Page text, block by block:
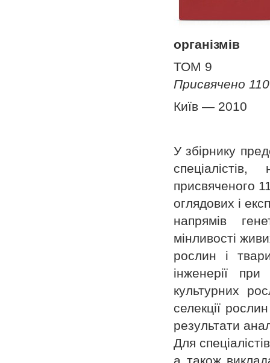
організмів
ТОМ 9
Присвячено
Київ — 2010
У збірнику
присвяченого
оглядових і
напрямів
мінливості
рослин і
інженерії при
культурних
селекції
результати
Для